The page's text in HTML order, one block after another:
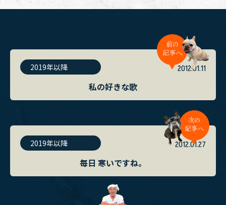
2019年以降 2012.01.11
私の好きな歌
2019年以降 2012.01.27
毎日 寒いですね。